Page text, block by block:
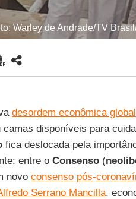
Warley de Andrade/TV
desordem econômica global
disponíveis para
fica deslocada pela
entre o Consenso (
novo consenso pós-
Serrano Mancilla,